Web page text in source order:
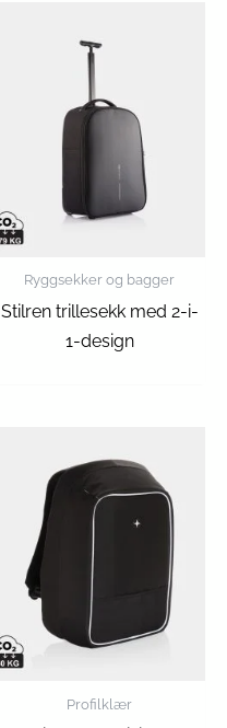
Ryggsekker og bagger
Stilren trillesekk med 2-i-
1-design
Profilklær